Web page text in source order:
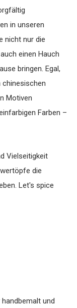
in unseren
nicht nur die
einen Hauch
bringen. Egal,
Motiven
Farben –
Vielseitigkeit
die
Let's spice
und